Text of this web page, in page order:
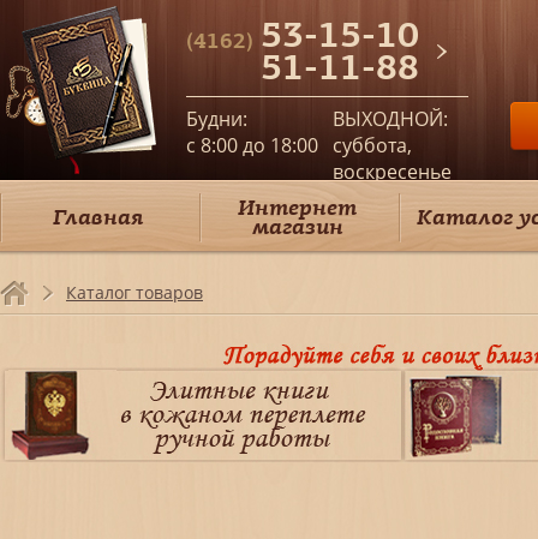
(4162) 53-15-10
51-11-88
Будни:
c 8:00 до 18:00
ВЫХОДНОЙ:
суббота,
воскресенье
Главная Интернет
магазин Каталог
Каталог товаров